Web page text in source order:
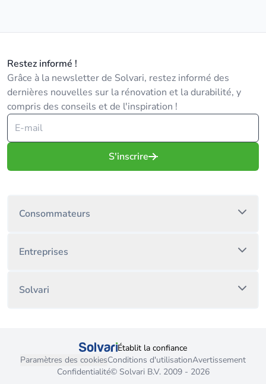
Restez informé !
Grâce à la newsletter de Solvari, restez informé des
dernières nouvelles sur la rénovation et la durabilité, y
compris des conseils et de l'inspiration !
S'inscrire
Consommateurs
Entreprises
Solvari
Établit la confiance
Paramètres des cookiesConditions d'utilisationAvertissement
Confidentialité© Solvari B.V. 2009 - 2026